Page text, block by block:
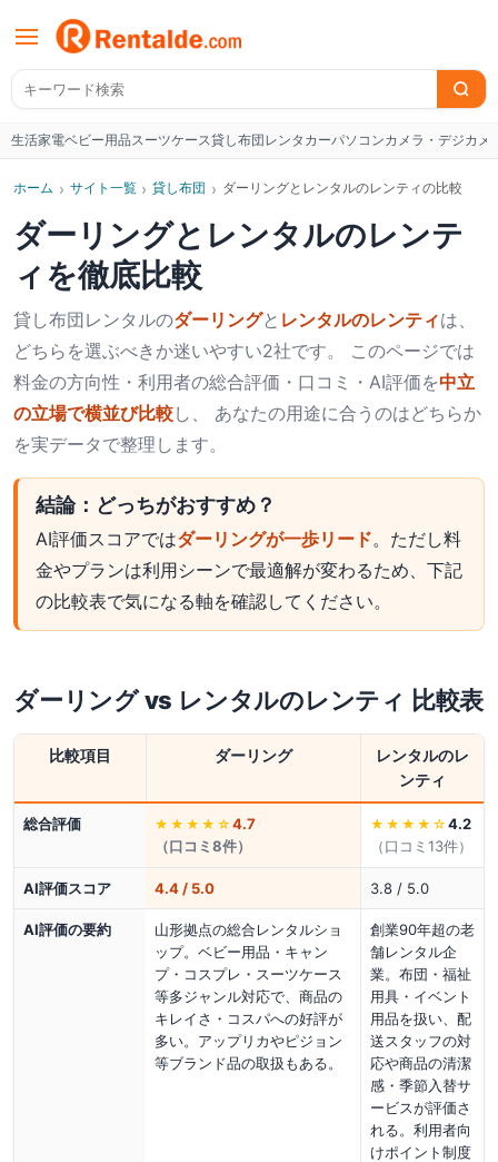
生活家電ベビー用品スーツケース貸し布団レンタカーパソコンカメラ・デジカメ
ホーム › サイト一覧 › 貸し布団 › ダーリングとレンタルのレンティの比較
ダーリングと レンタルのレンテ
ィ を徹底比較
貸し布団レンタルのダーリングと レンタルのレンティは、
どちらを選ぶべきか迷いやすい2社です。 このページでは
料金の方向性・利用者の総合評価・口コミ・AI評価を中立
の立場で横並び比較し、 あなたの用途に合うのはどちらか
を実データで整理します。
結論：どっちがおすすめ？
AI評価スコアではダーリングが一歩リード。ただし料
金やプランは利用シーンで最適解が変わるため、下記
の比較表で気になる軸を確認してください。
ダーリングvs レンタルのレンティ 比較表
比較項目 ダーリング
レンタルのレ
ンティ
総合評価 ★★★★ ☆ 4.7
（口コミ8件）
★★★★ ☆ 4.2
（口コミ 13件）
AI評価スコア 4.4 / 5.0 3.8 / 5.0
AI評価の要約
山形拠点の総合レンタルショ
ップ。ベビー用品・キャン
プ・コスプレ・スーツケース
等多ジャンル対応で、商品の
キレイさ・コスパへの好評が
多い。アップリカやピジョン
等ブランド品の取扱もある。
創業90年超の老
舗レンタル企
業。布団・福祉
用具・イベント
用品を扱い、配
送スタッフの対
応や商品の清潔
感・季節入替サ
ービスが評価さ
れる。利用者向
けポイント制度